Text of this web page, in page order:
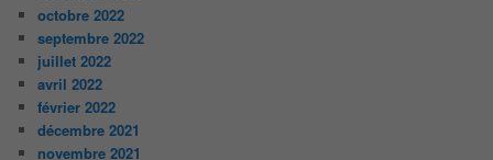
octobre 2022
septembre 2022
juillet 2022
avril 2022
février 2022
décembre 2021
novembre 2021